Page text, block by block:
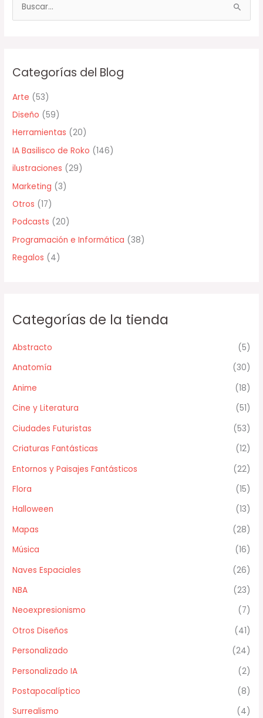
u
a
p
o
r
:
Categorías del Blog
Arte (53)
Diseño (59)
Herramientas (20)
IA Basilisco de Roko (146)
ilustraciones (29)
Marketing (3)
Otros (17)
Podcasts (20)
Programación e Informática (38)
Regalos (4)
Categorías de la tienda
Abstracto
(5)
Anatomía
(30)
Anime
(18)
Cine y Literatura
(51)
Ciudades Futuristas
(53)
Criaturas Fantásticas
(12)
Entornos y Paisajes Fantásticos
(22)
Flora
(15)
Halloween
(13)
Mapas
(28)
Música
(16)
Naves Espaciales
(26)
NBA
(23)
Neoexpresionismo
(7)
Otros Diseños
(41)
Personalizado
(24)
Personalizado IA
(2)
Postapocalíptico
(8)
Surrealismo
(4)